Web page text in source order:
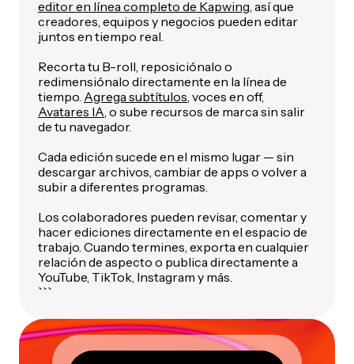
editor en línea completo de Kapwing , así que
creadores, equipos y negocios pueden editar
juntos en tiempo real.
Recorta tu B-roll, reposiciónalo o
redimensiónalo directamente en la línea de
tiempo. Agrega subtítulos , voces en off,
Avatares IA , o sube recursos de marca sin salir
de tu navegador.
Cada edición sucede en el mismo lugar — sin
descargar archivos, cambiar de apps o volver a
subir a diferentes programas.
Los colaboradores pueden revisar, comentar y
hacer ediciones directamente en el espacio de
trabajo. Cuando termines, exporta en cualquier
relación de aspecto o publica directamente a
YouTube, TikTok, Instagram y más.
```